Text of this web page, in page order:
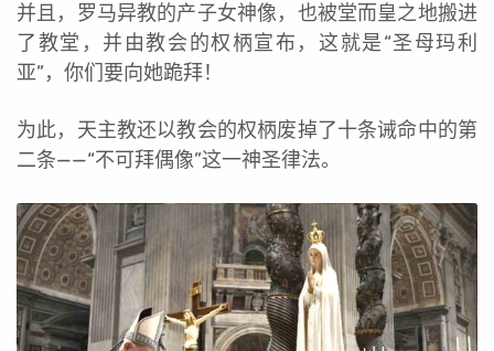
并且，罗马异教的产子女神像，也被堂而皇之地搬进
了教堂，并由教会的权柄宣布，这就是“圣母玛利
亚”，你们要向她跪拜！
为此，天主教还以教会的权柄废掉了十条诫命中的第
二条——“不可拜偶像”这一神圣律法。